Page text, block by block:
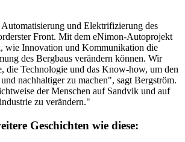
und Elektrifizierung des
Front. Mit dem eNimon-Autoprojekt
wie Innovation und Kommunikation die
des Bergbaus verändern können. Wir
die Technologie und das Know-how, um den
nachhaltiger zu machen", sagt Bergström.
der Menschen auf Sandvik und auf
zu verändern."
Geschichten wie diese: